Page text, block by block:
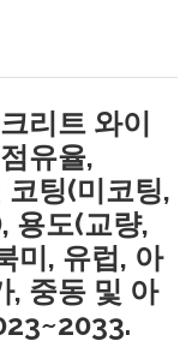
리트 와이
유율,
코팅(미코팅,
용도(교량,
미, 유럽, 아
, 중동 및 아